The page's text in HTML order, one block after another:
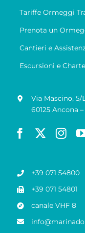
Tariffe Ormeggi
Prenota un
Cantieri e
Escursioni e
Via Mascino, 5/
60125 Ancona
+39 071 54800
+39 071 54801
canale VHF 8